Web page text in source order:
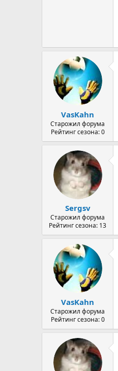
VasKahn
Старожил форума
Рейтинг сезона: 0
Sergsv
Старожил форума
Рейтинг сезона: 13
VasKahn
Старожил форума
Рейтинг сезона: 0